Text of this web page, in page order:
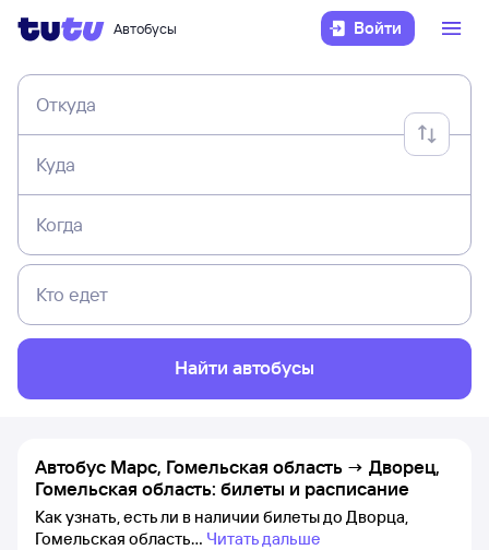
Автобусы Войти
Откуда
Куда
Когда
Кто едет
Найти автобусы
Автобус Марс, Гомельская область → Дворец,
Гомельская область: билеты и расписание
Как узнать, есть ли в наличии билеты до Дворца,
Гомельская область
Читать дальше